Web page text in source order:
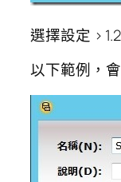
選擇設定 >
以下範例，